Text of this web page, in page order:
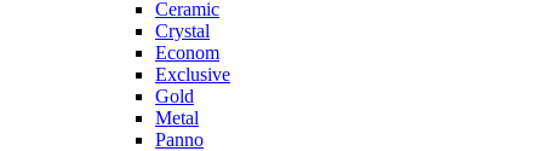
Ceramic
Crystal
Econom
Exclusive
Gold
Metal
Panno